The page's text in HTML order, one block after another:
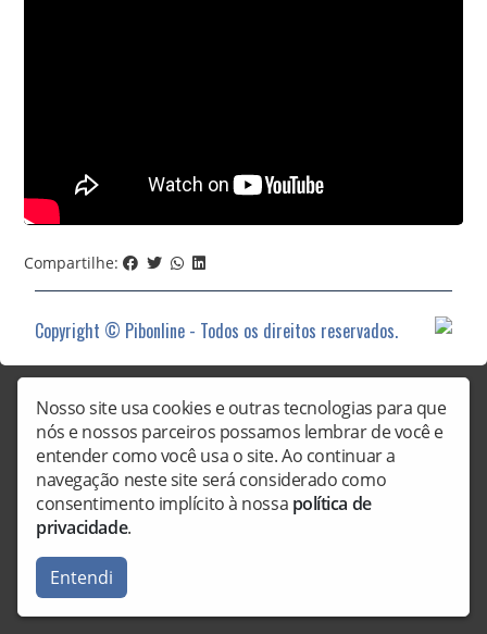
Compartilhe:
Copyright © Pibonline - Todos os direitos reservados.
Nosso site usa cookies e outras tecnologias para que
nós e nossos parceiros possamos lembrar de você e
entender como você usa o site. Ao continuar a
navegação neste site será considerado como
consentimento implícito à nossa política de
privacidade.
Entendi